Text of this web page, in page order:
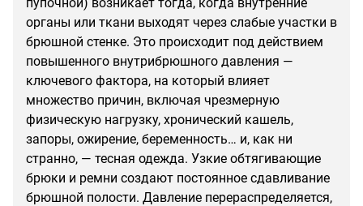
органы или ткани выходят через слабые участки в
брюшной стенке. Это происходит под действием
повышенного внутрибрюшного давления —
ключевого фактора, на который влияет
множество причин, включая чрезмерную
физическую нагрузку, хронический кашель,
запоры, ожирение, беременность… и, как ни
странно, — тесная одежда. Узкие обтягивающие
брюки и ремни создают постоянное сдавливание
брюшной полости. Давление перераспределяется,